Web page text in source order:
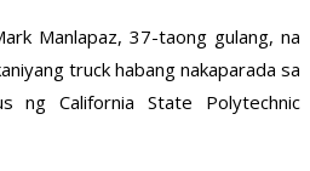
Manlapaz, 37-taong gulang, na
truck habang nakaparada sa
ng California State Polytechnic